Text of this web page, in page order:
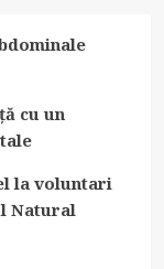
cu un
la voluntari
Natural